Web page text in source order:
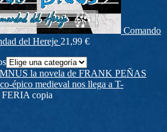
Comando
del Hereje 21,99 €
la novela de FRANK PEÑAS
épico medieval nos llega a T-
FERIA copia